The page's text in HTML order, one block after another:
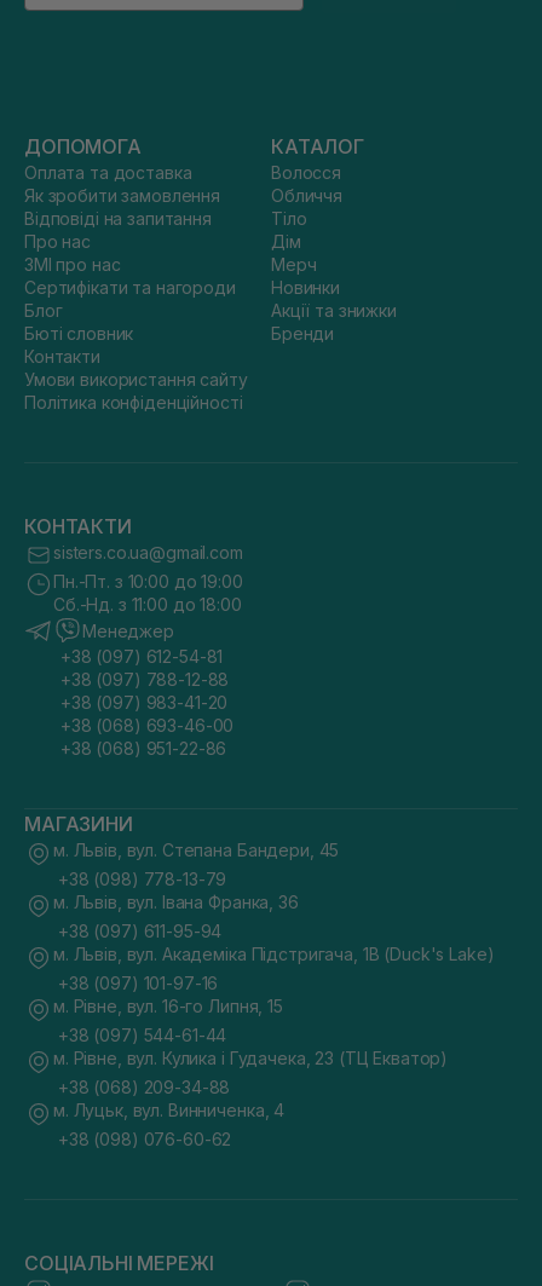
ДОПОМОГА
Оплата та доставка
Як зробити замовлення
Відповіді на запитання
Про нас
ЗМІ про нас
Сертифікати та нагороди
Блог
Бюті словник
Контакти
Умови використання сайту
Політика конфіденційності
КАТАЛОГ
Волосся
Обличчя
Тіло
Дім
Мерч
Новинки
Акції та знижки
Бренди
КОНТАКТИ
sisters.co.ua@gmail.com
Пн.-Пт. з 10:00 до 19:00
Сб.-Нд. з 11:00 до 18:00
Менеджер
+38 (097) 612-54-81
+38 (097) 788-12-88
+38 (097) 983-41-20
+38 (068) 693-46-00
+38 (068) 951-22-86
МАГАЗИНИ
м. Львів, вул. Степана Бандери, 45
+38 (098) 778-13-79
м. Львів, вул. Івана Франка, 36
+38 (097) 611-95-94
м. Львів, вул. Академіка Підстригача, 1В (Duck's Lake)
+38 (097) 101-97-16
м. Рівне, вул. 16-го Липня, 15
+38 (097) 544-61-44
м. Рівне, вул. Кулика і Гудачека, 23 (ТЦ Екватор)
+38 (068) 209-34-88
м. Луцьк, вул. Винниченка, 4
+38 (098) 076-60-62
СОЦІАЛЬНІ МЕРЕЖІ